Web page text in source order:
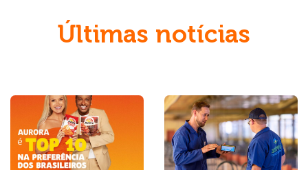
Últimas notícias